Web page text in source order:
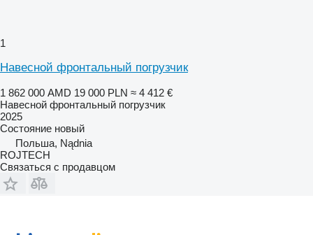
1
Навесной фронтальный погрузчик
1 862 000 AMD 19 000 PLN ≈ 4 412 €
Навесной фронтальный погрузчик
2025
Состояние новый
Польша, Nądnia
ROJTECH
Связаться с продавцом